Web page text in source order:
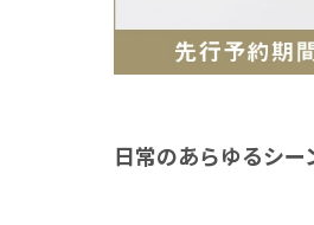
日常のあらゆるシ